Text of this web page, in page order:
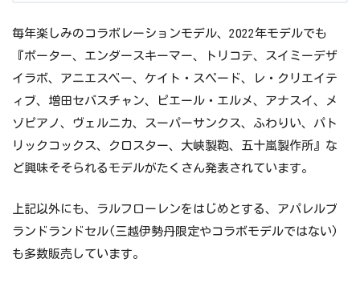
オプション
名入れ(ネームプレート)+2,200円、刺繍(側
キューブ型、背カン/フィットちゃん、持ち
手/あり、ロック形式/みらくるロック
毎年楽しみのコラボレーションモデル、2022年モデルでも
『ポーター、エンダースキーマー、トリコテ、スイミーデザ
イラボ、アニエスベー、ケイト・スペード、レ・クリエイテ
ィブ、増田セバスチャン、ピエール・エルメ、アナスイ、メ
ゾピアノ、ヴェルニカ、スーパーサンクス、ふわりい、パト
リックコックス、クロスター、大峽製鞄、五十嵐製作所』な
ど興味そそられるモデルがたくさん発表されています。
上記以外にも、ラルフローレンをはじめとする、アパレルブ
ランドランドセル(三越伊勢丹限定やコラボモデルではない)
も多数販売しています。